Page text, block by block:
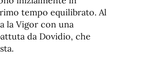
tempo equilibrato. Al
la Vigor con una
da Dovidio, che